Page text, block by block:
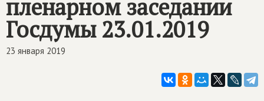
пленарном заседании
Госдумы 23.01.2019
23 января 2019